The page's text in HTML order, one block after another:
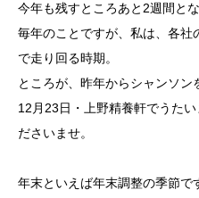
今年も残すところあと2週間とな
毎年のことですが、私は、各
で走り回る時期。
ところが、昨年からシャンソン
12月23日・上野精養軒でうた
ださいませ。
年末といえば年末調整の季節